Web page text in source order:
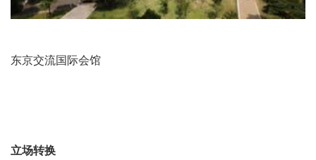
东京交流国际会馆
立场转换